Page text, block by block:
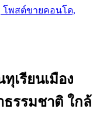
โพสต์ขายคอนโด,
เรียนเมือง
ธรรมชาติ ใกล้